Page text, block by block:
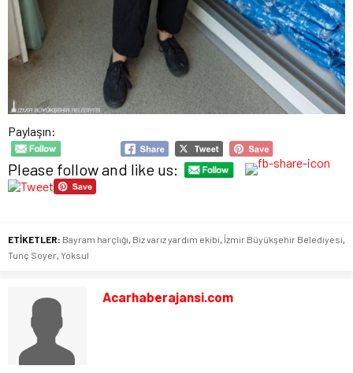
Paylaşın:
Please follow and like us:
ETİKETLER: Bayram harçlığı, Biz varız yardım ekibi, İzmir Büyükşehir Belediyesi,
Tunç Soyer, Yoksul
Acarhaberajansi.com